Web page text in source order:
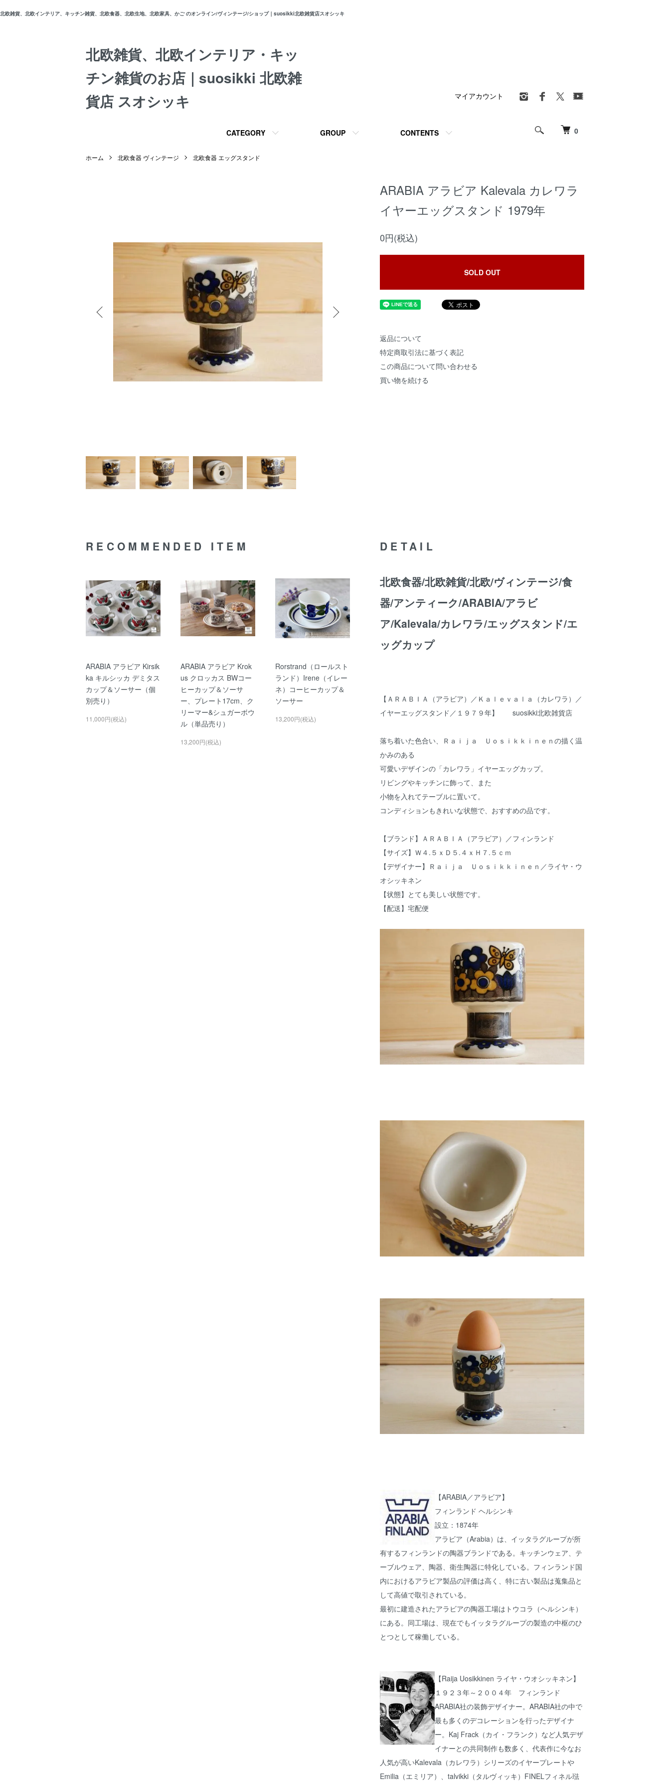
北欧雑貨、北欧インテリア、キッチン雑貨、北欧食器、北欧生地、北欧家具、かご のオンライン/ヴィンテージ/ショップ｜suosikki北欧雑貨店スオシッキ
北欧雑貨、北欧インテリア・キッ
チン雑貨のお店｜suosikki 北欧雑
貨店 スオシッキ
0
CATEGORY GROUP CONTENTS
マイアカウント
ホーム 北欧食器 ヴィンテージ 北欧食器 エッグスタンド
ARABIA アラビア Kalevala カレワラ
イヤーエッグスタンド 1979年
0円(税込)
SOLD OUT
返品について
特定商取引法に基づく表記
この商品について問い合わせる
買い物を続ける
DETAIL
北欧食器/北欧雑貨/北欧/ヴィンテージ/食
器/アンティーク/ARABIA/アラビ
ア/Kalevala/カレワラ/エッグスタンド/エ
ッグカップ
【ＡＲＡＢＩＡ（アラビア）／Ｋａｌｅｖａｌａ（カレワラ）／
イヤーエッグスタンド／１９７９年】 suosikki北欧雑貨店
落ち着いた色合い、Ｒａｉｊａ Ｕｏｓｉｋｋｉｎｅｎの描く温
かみのある
可愛いデザインの「カレワラ」イヤーエッグカップ。
リビングやキッチンに飾って、また
小物を入れてテーブルに置いて。
コンディションもきれいな状態で、おすすめの品です。
【ブランド】ＡＲＡＢＩＡ（アラビア）／フィンランド
【サイズ】Ｗ４.５ｘＤ５.４ｘＨ７.５ｃｍ
【デザイナー】Ｒａｉｊａ Ｕｏｓｉｋｋｉｎｅｎ／ライヤ・ウ
オシッキネン
【状態】とても美しい状態です。
【配送】宅配便
【ARABIA／アラビア】
フィンランド ヘルシンキ
設立：1874年
アラビア（Arabia）は、イッタラグループが所
有するフィンランドの陶器ブランドである。キッチンウェア、テ
ーブルウェア、陶器、衛生陶器に特化している。フィンランド国
内におけるアラビア製品の評価は高く、特に古い製品は蒐集品と
して高値で取引されている。
最初に建造されたアラビアの陶器工場はトウコラ（ヘルシンキ）
にある。同工場は、現在でもイッタラグループの製造の中枢のひ
とつとして稼働している。
【Raija Uosikkinen ライヤ・ウオシッキネン】
１９２３年～２００４年 フィンランド
ARABIA社の装飾デザイナー。ARABIA社の中で
最も多くのデコレーションを行ったデザイナ
ー。Kaj Frack（カイ・フランク）など人気デザ
イナーとの共同制作も数多く、代表作に今なお
人気が高いKalevala（カレワラ）シリーズのイヤープレートや
Emilia（エミリア）、talvikki（タルヴィッキ）FINELフィネル琺
RECOMMENDED ITEM
ARABIA アラビア Kirsik
ka キルシッカ デミタス
カップ＆ソーサー（個
別売り）
11,000円(税込)
ARABIA アラビア Krok
us クロッカス BWコー
ヒーカップ＆ソーサ
ー、プレート17cm、ク
リーマー&シュガーボウ
ル（単品売り）
13,200円(税込)
Rorstrand（ロールスト
ランド）Irene（イレー
ネ）コーヒーカップ＆
ソーサー
13,200円(税込)